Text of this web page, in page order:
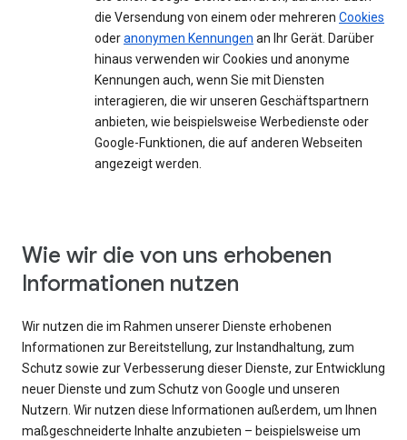
die Versendung von einem oder mehreren Cookies
oderanonymen Kennungen an Ihr Gerät. Darüber
hinaus verwenden wir Cookies und anonyme
Kennungen auch, wenn Sie mit Diensten
interagieren, die wir unseren Geschäftspartnern
anbieten, wie beispielsweise Werbedienste oder
Google-Funktionen, die auf anderen Webseiten
angezeigt werden.
Wie wir die von uns erhobenen
Informationen nutzen
Wir nutzen die im Rahmen unserer Dienste erhobenen
Informationen zur Bereitstellung, zur Instandhaltung, zum
Schutz sowie zur Verbesserung dieser Dienste, zur Entwicklung
neuer Dienste und zum Schutz von Google und unseren
Nutzern. Wir nutzen diese Informationen außerdem, um Ihnen
maßgeschneiderte Inhalte anzubieten – beispielsweise um